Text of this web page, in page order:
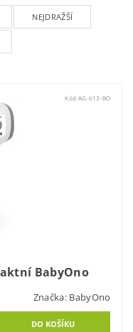
NEJDRAŽŠÍ
Kód: AG-613-BO
BabyOno
Značka: BabyOno